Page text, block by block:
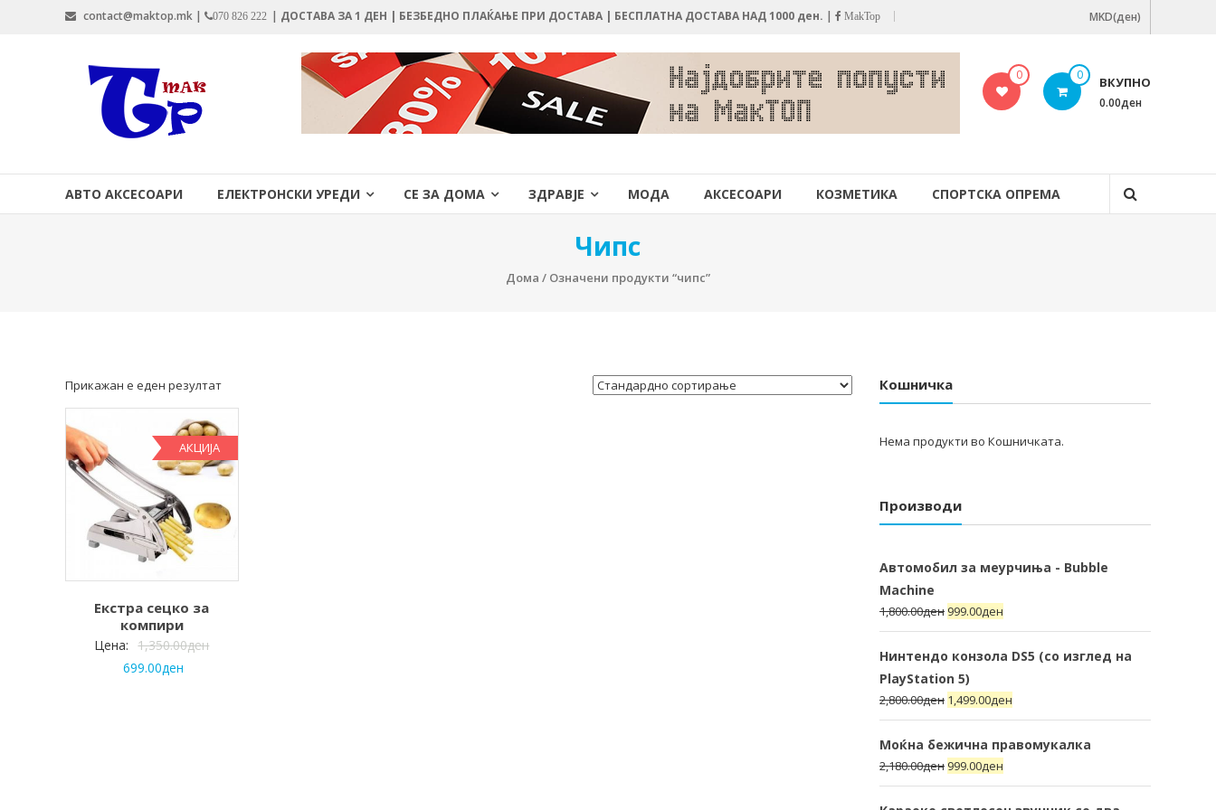
contact@maktop.mk | 070 826 222 | ДОСТАВА ЗА 1 ДЕН | БЕЗБЕДНО ПЛАЌАЊЕ ПРИ ДОСТАВА | БЕСПЛАТНА ДОСТАВА НАД 1000 ден. | MakTop MKD(ден)
MAKTOP.MK 0 0 ВКУПНО
0.00ден
АВТО АКСЕСОАРИ ЕЛЕКТРОНСКИ УРЕДИ СЕ ЗА ДОМА ЗДРАВЈЕ МОДА АКСЕСОАРИ КОЗМЕТИКА СПОРТСКА ОПРЕМА
Чипс
Дома / Означени продукти “чипс”
Прикажан е еден резултат
АКЦИЈА
Екстра сецко за
компири
Цена: 1,350.00ден
699.00ден
Кошничка
Нема продукти во Кошничката.
Производи
Автомобил за меурчиња - Bubble
Machine
1,800.00ден 999.00ден
Нинтендо конзола DS5 (со изглед на
PlayStation 5)
2,800.00ден 1,499.00ден
Моќна бежична правомукалка
2,180.00ден 999.00ден